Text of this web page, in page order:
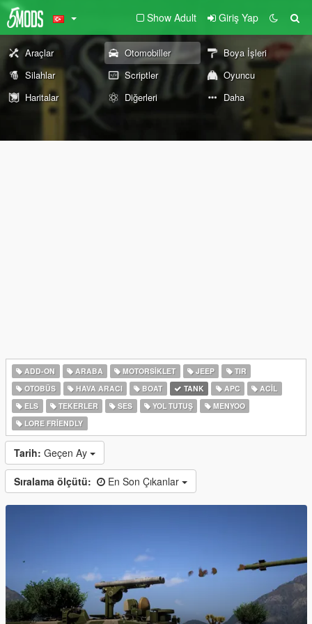
Show Adult Giriş Yap
Araçlar Otomobiller
Boya İşleri
Silahlar
Scriptler
Oyuncu
Haritalar
Diğerleri Daha
ADD-ON ARABA MOTORSIKLET JEEP
TIR
OTOBÜS
HAVA ARACI BOAT TANK APC
ACIL
ELS
TEKERLER SES YOL TUTUŞ
MENYOO
LORE FRIENDLY
Tarih: Geçen Ay
Sıralama ölçütü: En Son Çıkanlar